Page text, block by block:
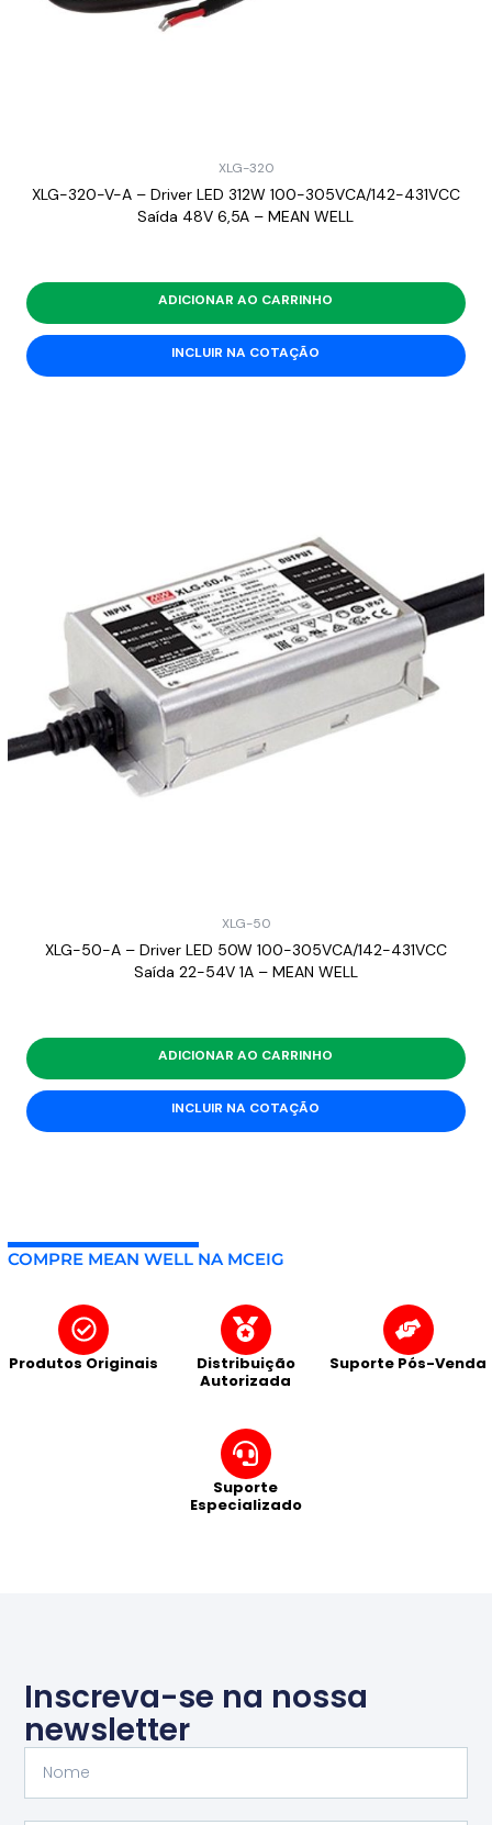
XLG-320
XLG-320-V-A – Driver LED 312W 100-305VCA/142-431VCC
Saída 48V 6,5A – MEAN WELL
ADICIONAR AO CARRINHO
INCLUIR NA COTAÇÃO
XLG-50
XLG-50-A – Driver LED 50W 100-305VCA/142-431VCC
Saída 22-54V 1A – MEAN WELL
ADICIONAR AO CARRINHO
INCLUIR NA COTAÇÃO
COMPRE MEAN WELL NA MCEIG
Produtos Originais
Distribuição
Autorizada
Suporte Pós-Venda
Suporte
Especializado
Inscreva-se na nossa
newsletter